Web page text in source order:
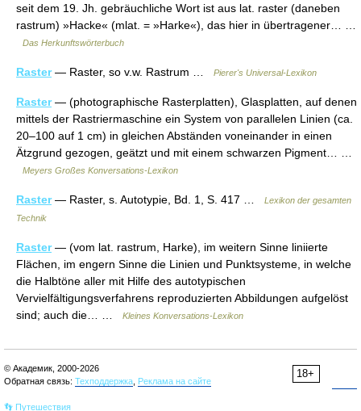
seit dem 19. Jh. gebräuchliche Wort ist aus lat. raster (daneben
rastrum) »Hacke« (mlat. = »Harke«), das hier in übertragener… …
Das Herkunftswörterbuch
Raster— Raster, so v.w. Rastrum … Pierer's Universal-Lexikon
Raster— (photographische Rasterplatten), Glasplatten, auf denen
mittels der Rastriermaschine ein System von parallelen Linien (ca.
20–100 auf 1 cm) in gleichen Abständen voneinander in einen
Ätzgrund gezogen, geätzt und mit einem schwarzen Pigment… …
Meyers Großes Konversations-Lexikon
Raster— Raster, s. Autotypie, Bd. 1, S. 417 …
Lexikon der gesamten
Technik
Raster— (vom lat. rastrum, Harke), im weitern Sinne liniierte
Flächen, im engern Sinne die Linien und Punktsysteme, in welche
die Halbtöne aller mit Hilfe des autotypischen
Vervielfältigungsverfahrens reproduzierten Abbildungen aufgelöst
sind; auch die… …
Kleines Konversations-Lexikon
18+
© Академик, 2000-2026
Обратная связь: Техподдержка Реклама на сайте
👣 Путешествия